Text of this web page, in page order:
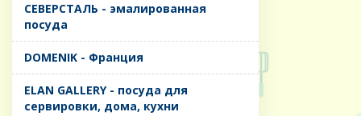
CЕВЕРСТАЛЬ - эмалированная
посуда
DOMENIK - Франция
ELAN GALLERY - посуда для
сервировки, дома, кухни